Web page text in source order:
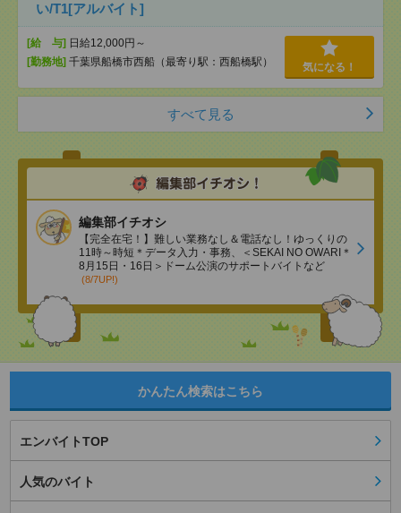
い/T1[アルバイト]
[給 与] 日給12,000円～
[勤務地] 千葉県船橋市西船（最寄り駅：西船橋駅） 気になる！
すべて見る
編集部イチオシ
【完全在宅！】難しい業務なし＆電話なし！ゆっくりの
11時～時短＊データ入力・事務、＜SEKAI NO OWARI＊
8月15日・16日＞ドーム公演のサポートバイトなど
(8/7UP!)
かんたん検索はこちら
エンバイトTOP
人気のバイト